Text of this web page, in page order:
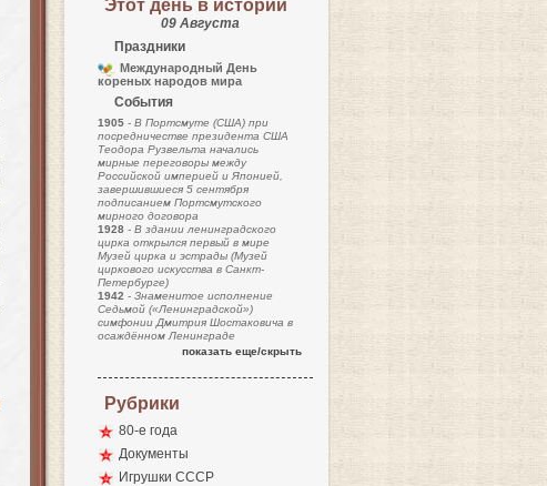
Этот день в истории
09 Августа
Праздники
Международный День
кореных народов мира
События
1905 - В Портсмуте (США) при
посредничестве президента США
Теодора Рузвельта начались
мирные переговоры между
Российской империей и Японией,
завершившиеся 5 сентября
подписанием Портсмутского
мирного договора
1928 - В здании ленинградского
цирка открылся первый в мире
Музей цирка и эстрады (Музей
циркового искусства в Санкт-
Петербурге)
1942 - Знаменитое исполнение
Седьмой («Ленинградской»)
симфонии Дмитрия Шостаковича в
осаждённом Ленинграде
показать еще/скрыть
Рубрики
80-е года
Документы
Игрушки СССР